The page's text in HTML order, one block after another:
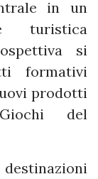
in un
turistica
si
formativi
prodotti
del